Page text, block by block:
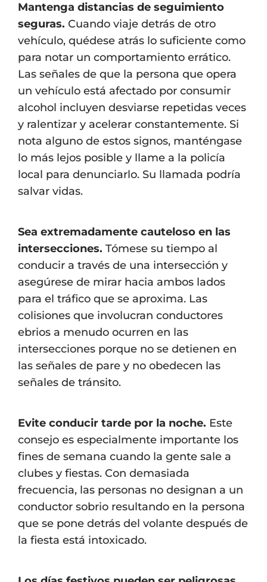
Mantenga distancias de seguimiento
seguras. Cuando viaje detrás de otro
vehículo, quédese atrás lo suficiente como
para notar un comportamiento errático.
Las señales de que la persona que opera
un vehículo está afectado por consumir
alcohol incluyen desviarse repetidas veces
y ralentizar y acelerar constantemente. Si
nota alguno de estos signos, manténgase
lo más lejos posible y llame a la policía
local para denunciarlo. Su llamada podría
salvar vidas.
Sea extremadamente cauteloso en las
intersecciones. Tómese su tiempo al
conducir a través de una intersección y
asegúrese de mirar hacia ambos lados
para el tráfico que se aproxima. Las
colisiones que involucran conductores
ebrios a menudo ocurren en las
intersecciones porque no se detienen en
las señales de pare y no obedecen las
señales de tránsito.
Evite conducir tarde por la noche. Este
consejo es especialmente importante los
fines de semana cuando la gente sale a
clubes y fiestas. Con demasiada
frecuencia, las personas no designan a un
conductor sobrio resultando en la persona
que se pone detrás del volante después de
la fiesta está intoxicado.